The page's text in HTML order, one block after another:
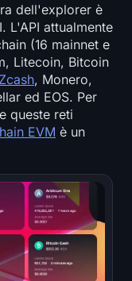
dell'explorer è
L'API attualmente
(16 mainnet e
Litecoin, Bitcoin
Zcash, Monero,
ed EOS. Per
queste reti
EVM è un